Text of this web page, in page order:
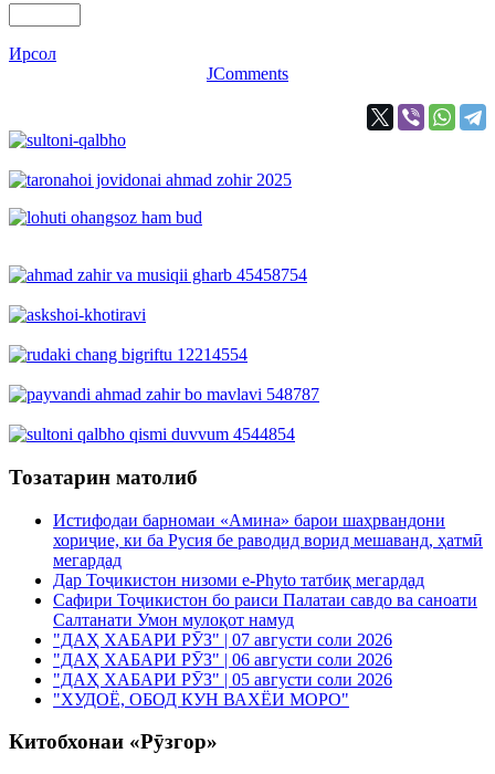
Ирсол
JComments
Тозатарин матолиб
Истифодаи барномаи «Амина» барои шаҳрвандони
хориҷие, ки ба Русия бе раводид ворид мешаванд, ҳатмӣ
мегардад
Дар Тоҷикистон низоми e-Phyto татбиқ мегардад
Сафири Тоҷикистон бо раиси Палатаи савдо ва саноати
Салтанати Умон мулоқот намуд
"ДАҲ ХАБАРИ РӮЗ" | 07 августи соли 2026
"ДАҲ ХАБАРИ РӮЗ" | 06 августи соли 2026
"ДАҲ ХАБАРИ РӮЗ" | 05 августи соли 2026
"ХУДОЁ, ОБОД КУН ВАХЁИ МОРО"
Китобхонаи «Рӯзгор»